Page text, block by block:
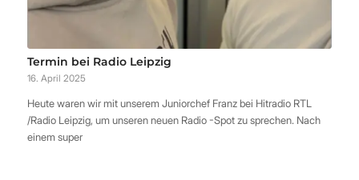
Termin bei Radio Leipzig
16. April 2025
Heute waren wir mit unserem Juniorchef Franz bei Hitradio RTL
/Radio Leipzig, um unseren neuen Radio -Spot zu sprechen. Nach
einem super